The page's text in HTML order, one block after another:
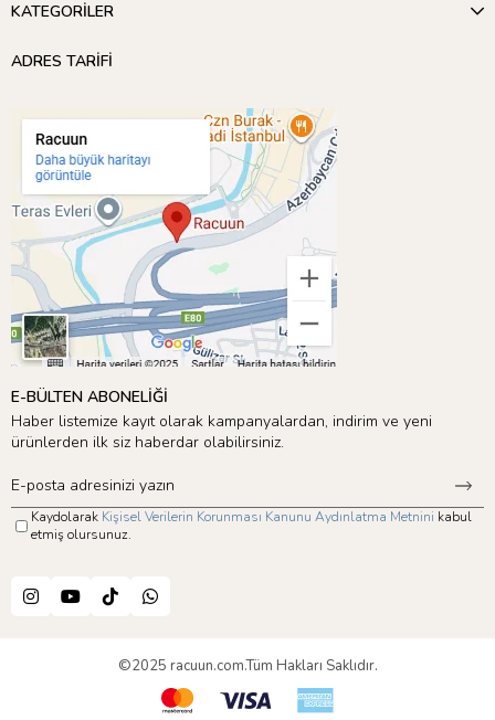
KATEGORİLER
ADRES TARİFİ
E-BÜLTEN ABONELİĞİ
Haber listemize kayıt olarak kampanyalardan, indirim ve yeni
ürünlerden ilk siz haberdar olabilirsiniz.
Kaydolarak Kişisel Verilerin Korunması Kanunu Aydınlatma Metnini kabul
etmiş olursunuz.
©2025 racuun.com.Tüm Hakları Saklıdır.